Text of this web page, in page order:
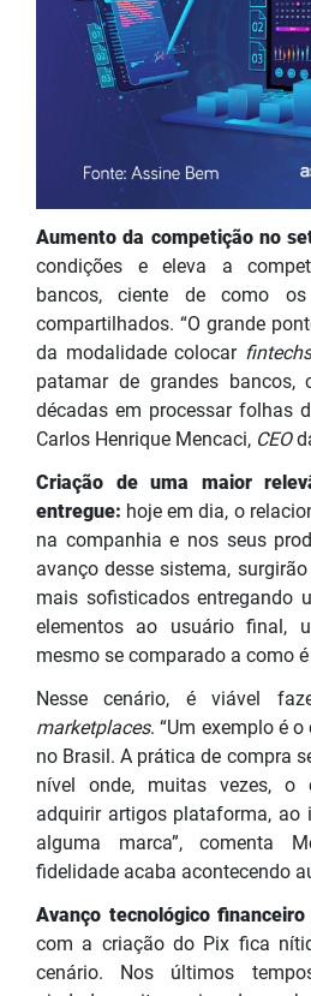
Aumento da competição no
condições e eleva a
bancos, ciente de como
compartilhados. “O grande
da modalidade colocar
patamar de grandes bancos,
décadas em processar folhas
Carlos Henrique Mencaci, CEO
Criação de uma maior
entregue: hoje em dia, o
na companhia e nos seus
avanço desse sistema,
mais sofisticados entregando
elementos ao usuário final,
mesmo se comparado a como
Nesse cenário, é viável
marketplaces. “Um exemplo é
no Brasil. A prática de compra
nível onde, muitas vezes, o
adquirir artigos plataforma, ao
alguma marca”, comenta
fidelidade acaba acontecendo
Avanço tecnológico
com a criação do Pix fica
cenário. Nos últimos